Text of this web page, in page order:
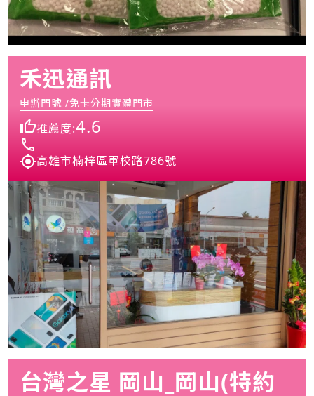
禾迅通訊
申辦門號 /免卡分期實體門市
推薦度:4.6
高雄市楠梓區軍校路786號
台灣之星 岡山_岡山(特約